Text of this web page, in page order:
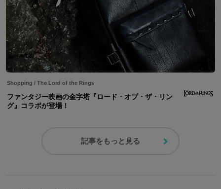
Shopping / The Lord of the Rings
ファンタジー映画の金字塔『ロード・オブ・ザ・リン
グ』コラボが登場！
記事をもっと見る